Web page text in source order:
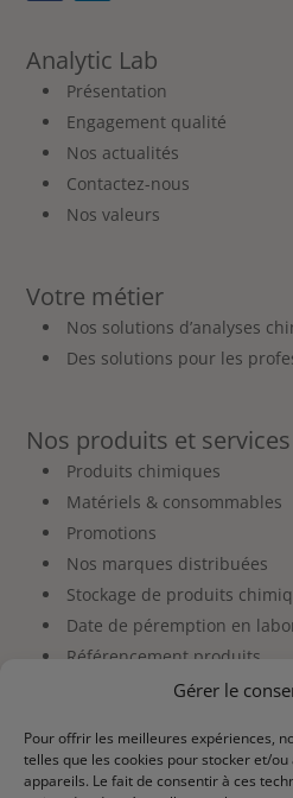
Gérer le
Pour offrir les meilleures expériences,
telles que les cookies pour stocker et/
appareils. Le fait de consentir à ces
Analytic Lab
Présentation
Engagement qualité
Nos actualités
Contactez-nous
Nos valeurs
Votre métier
Nos solutions d’analyses
Des solutions pour les
Nos produits et services
Produits chimiques
Matériels & consommables
Promotions
Nos marques distribuées
Stockage de produits
Date de péremption en
Référencement produits
Espace client et
Mon compte